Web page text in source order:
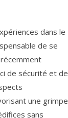
dans le
de se
de sécurité et de
une grimpe
sans